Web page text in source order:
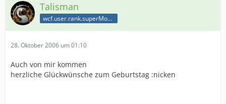
Talisman
wcf.user.rank.superModerator
28. Oktober 2006 um 01:10
Auch von mir kommen
herzliche Glückwünsche zum Geburtstag :nicken